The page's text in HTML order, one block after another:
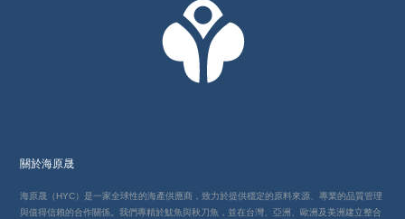
關於海原晟
海原晟（HYC）是一家全球性的海產供應商，致力於提供穩定的原料來源、專業的品質管理
與值得信賴的合作關係。我們專精於魷魚與秋刀魚，並在台灣、亞洲、歐洲及美洲建立整合